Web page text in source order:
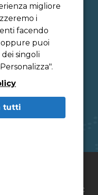
anche in forma
internet
clienti
clienti
fornitrici
web
e C.F. 03780430017
repertorio economico
I.V. € 1.476.800,00 €
migliore
i
facendo
puoi
singoli
tutti